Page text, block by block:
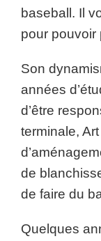
baseball. Il
pour pouvoir
Son
années
d’être
terminale,
de
de faire du
Quelques